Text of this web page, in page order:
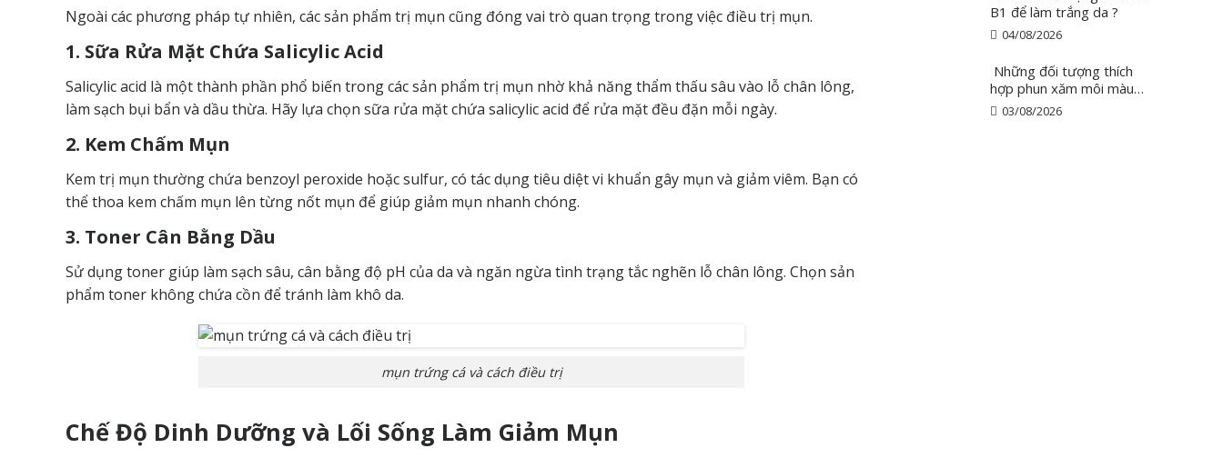
Ngoài các phương pháp tự nhiên, các sản phẩm trị mụn cũng đóng vai trò quan trọng trong việc điều trị mụn.
1. Sữa Rửa Mặt Chứa Salicylic Acid
Salicylic acid là một thành phần phổ biến trong các sản phẩm trị mụn nhờ khả năng thẩm thấu sâu vào lỗ chân lông,
làm sạch bụi bẩn và dầu thừa. Hãy lựa chọn sữa rửa mặt chứa salicylic acid để rửa mặt đều đặn mỗi ngày.
2. Kem Chấm Mụn
Kem trị mụn thường chứa benzoyl peroxide hoặc sulfur, có tác dụng tiêu diệt vi khuẩn gây mụn và giảm viêm. Bạn có
thể thoa kem chấm mụn lên từng nốt mụn để giúp giảm mụn nhanh chóng.
3. Toner Cân Bằng Dầu
Sử dụng toner giúp làm sạch sâu, cân bằng độ pH của da và ngăn ngừa tình trạng tắc nghẽn lỗ chân lông. Chọn sản
phẩm toner không chứa cồn để tránh làm khô da.
mụn trứng cá và cách điều trị
Chế Độ Dinh Dưỡng và Lối Sống Làm Giảm Mụn
B1 để làm trắng da ?
04/08/2026
Những đối tượng thích
hợp phun xăm môi màu
hồng cam san hô?
03/08/2026